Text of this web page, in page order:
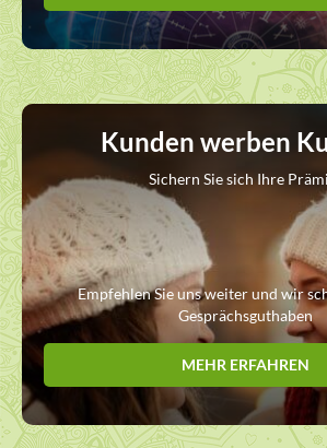
Kunden werben
Sichern Sie sich Ihre
Empfehlen Sie uns weiter und wir
Gesprächsguthaben
MEHR ERFAHREN